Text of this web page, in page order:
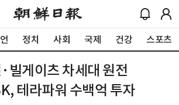
정치 사회 국제 건강 스포츠
빌게이츠 차세대 원전
테라파워 수백억 투자